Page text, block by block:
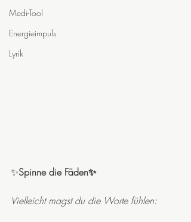
Medi-Tool
Energieimpuls
Lyrik
✨Spinne die Fäden✨
Vielleicht magst du die Worte fühlen: